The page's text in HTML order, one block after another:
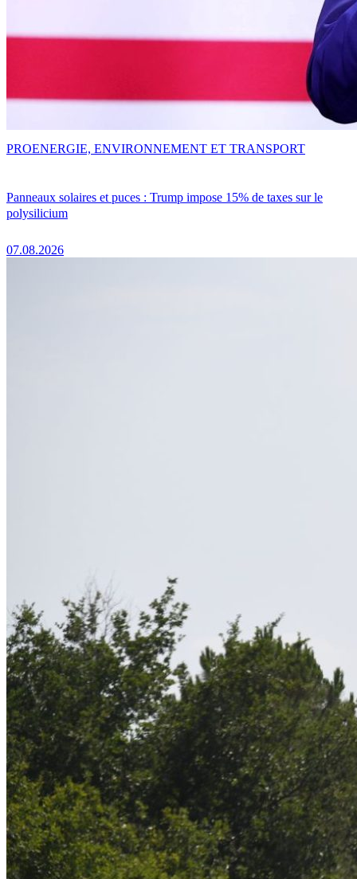
Panneaux solaires et puces : Trump impose 15% de taxes sur le
polysilicium
07.08.2026
PROENERGIE, ENVIRONNEMENT ET TRANSPORT